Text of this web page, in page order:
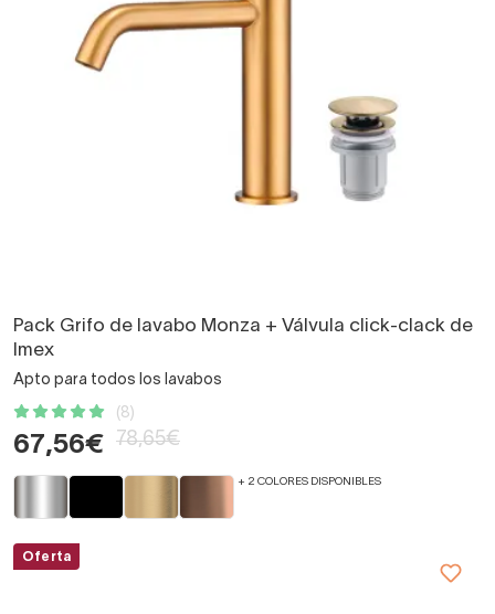
Pack Grifo de lavabo Monza + Válvula click-clack de
Imex
Apto para todos los lavabos
(8)
67,56€ 78,65€
+ 2 COLORES DISPONIBLES
Oferta